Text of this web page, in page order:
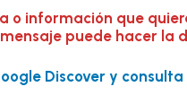
o información que
mensaje puede hacer la
Discover y